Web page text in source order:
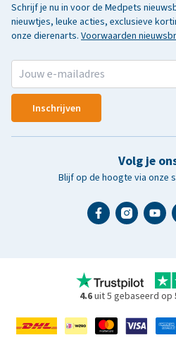
Schrijf je nu in voor de Medpets
nieuwtjes, leuke acties, exclusieve
onze dierenarts. Voorwaarden
Inschrijven
Volg je
Blijf op de hoogte via onze
4.6uit 5 gebaseerd op